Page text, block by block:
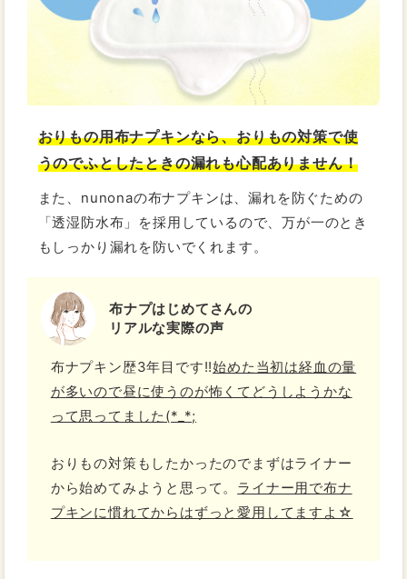
おりもの用布ナプキンなら、おりもの対策で使
うのでふとしたときの漏れも心配ありません！
また、nunonaの布ナプキンは、漏れを防ぐための
「透湿防水布」を採用しているので、万が一のとき
もしっかり漏れを防いでくれます。
布ナプはじめてさんの
リアルな実際の声
布ナプキン歴3年目です!!始めた当初は経血の量
が多いので昼に使うのが怖くてどうしようかな
って思ってました(*_*;
おりもの対策もしたかったのでまずはライナー
から始めてみようと思って。 ライナー用で布ナ
プキンに慣れてからはずっと愛用してますよ☆